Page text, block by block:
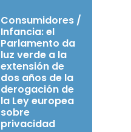
Consumidores /
Infancia: el
Parlamento da
luz verde a la
extensión de
dos años de la
derogación de
la Ley europea
sobre
privacidad